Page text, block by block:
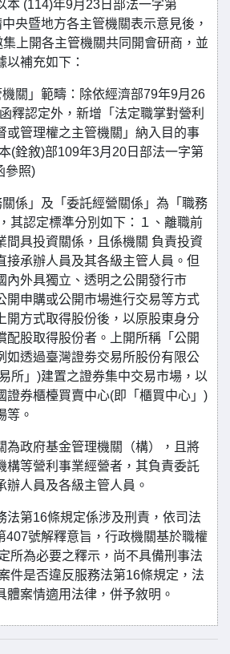
本 (114)年9月23日部法一字第
央暨地方各主管機關表示意見後，
上開各主管機關共同開會研商，並
以補充如下：
關」範疇：除依經濟部79年9月26
釋認定外，新增「法定職掌對營利
或管理權之主管機關」納入目的事
(銓敘)部109年3月20日部法一字第
參照)
係」及「委託經營關係」為「職務
其認定標準分別如下：１、離職前
間具投資關係，且係機關 負責投資
接承辦人員及其各級主管人員。但
內外具獨立、透明之公開發行市
開申購或公開市場進行交易等方式
開方式取得股份後，以原股東身分
配股取得股份者。上開所稱「公開
如透過臺灣證劵交易所股份有限公
所」)建置之證券集中交易市場，以
證券櫃檯買賣中心(即「櫃買中心」)
等。
為政府基金管理機關（構），且將
構等營利事業經營者，其負責委託
辦人員及各級主管人員。
法第16條規定係涉及刑責，依司法
407號解釋意旨，行政機關基於職權
所為必要之釋示，尚不具備刑事法
件是否違反服務法第16條規定，法
體案情適用法律，併予敘明。